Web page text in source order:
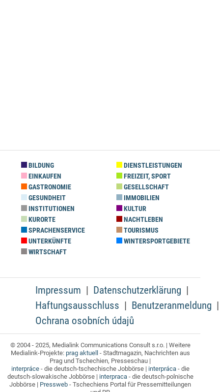
BILDUNG
DIENSTLEISTUNGEN
EINKAUFEN
FREIZEIT, SPORT
GASTRONOMIE
GESELLSCHAFT
GESUNDHEIT
IMMOBILIEN
INSTITUTIONEN
KULTUR
KURORTE
NACHTLEBEN
SPRACHENSERVICE
TOURISMUS
UNTERKÜNFTE
WINTERSPORTGEBIETE
WIRTSCHAFT
Impressum
Datenschutzerklärung
Haftungsausschluss
Benutzeranmeldung
Ochrana osobních údajů
© 2004 - 2025, Medialink Communications Consult s.r.o. | Weitere
Medialink-Projekte: prag aktuell - Stadtmagazin, Nachrichten aus
Prag und Tschechien, Presseschau |
interpráce- die deutsch-tschechische Jobbörse | interpráca- die
deutsch-slowakische Jobbörse | interpraca- die deutsch-polnische
Jobbörse | Pressweb - Tschechiens Portal für Pressemitteilungen